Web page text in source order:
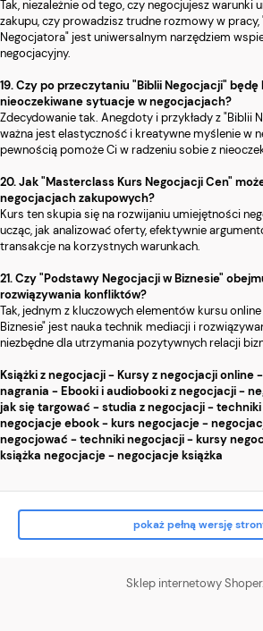
Tak, niezależnie od tego, czy negocjujesz warunki
zakupu, czy prowadzisz trudne rozmowy w pracy,
Negocjatora" jest uniwersalnym narzędziem
negocjacyjny.
19. Czy po przeczytaniu "Biblii Negocjacji"
nieoczekiwane sytuacje w negocjacjach?
Zdecydowanie tak. Anegdoty i przykłady z "Biblii
ważna jest elastyczność i kreatywne myślenie w
pewnością pomoże Ci w radzeniu sobie z
20. Jak "Masterclass Kurs Negocjacji Cen"
negocjacjach zakupowych?
Kurs ten skupia się na rozwijaniu umiejętności
ucząc, jak analizować oferty, efektywnie
transakcje na korzystnych warunkach.
21. Czy "Podstawy Negocjacji w Biznesie"
rozwiązywania konfliktów?
Tak, jednym z kluczowych elementów kursu
Biznesie" jest nauka technik mediacji i
niezbędne dla utrzymania pozytywnych relacji
Książki z negocjacji - Kursy z negocjacji online
nagrania - Ebooki i audiobooki z negocjacji -
jak się targować - studia z negocjacji -
negocjacje ebook - kurs negocjacje -
negocjować - techniki negocjacji - kursy
książka negocjacje - negocjacje książka
pokaż pełną wersję
Sklep internetowy